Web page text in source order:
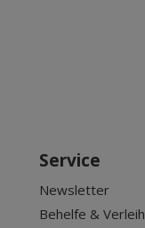
Service
Newsletter
Behelfe & Verleih